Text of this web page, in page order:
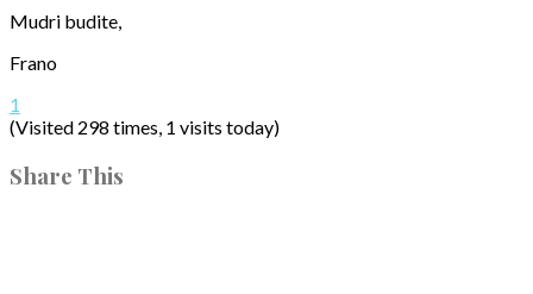
Mudri budite,
Frano
1
(Visited 298 times, 1 visits today)
Share This